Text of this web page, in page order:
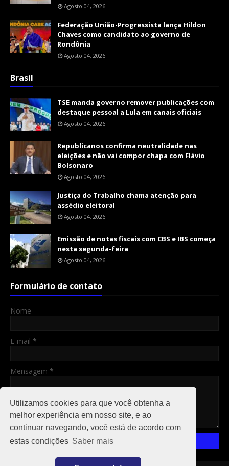
Utilizamos cookies para que você obtenha a
melhor experiência em nosso site, e ao
continuar navegando, você está de acordo com
estas condições Saber mais
Agosto 04, 2026
Federação União-Progressista lança Hildon
Chaves como candidato ao governo de
Rondônia
Agosto 04, 2026
Brasil
TSE manda governo remover publicações com
destaque pessoal a Lula em canais oficiais
Agosto 04, 2026
Republicanos confirma neutralidade nas
eleições e não vai compor chapa com Flávio
Bolsonaro
Agosto 04, 2026
Justiça do Trabalho chama atenção para
assédio eleitoral
Agosto 04, 2026
Emissão de notas fiscais com CBS e IBS começa
nesta segunda-feira
Agosto 04, 2026
Formulário de contato
Nome
E-mail *
Mensagem *